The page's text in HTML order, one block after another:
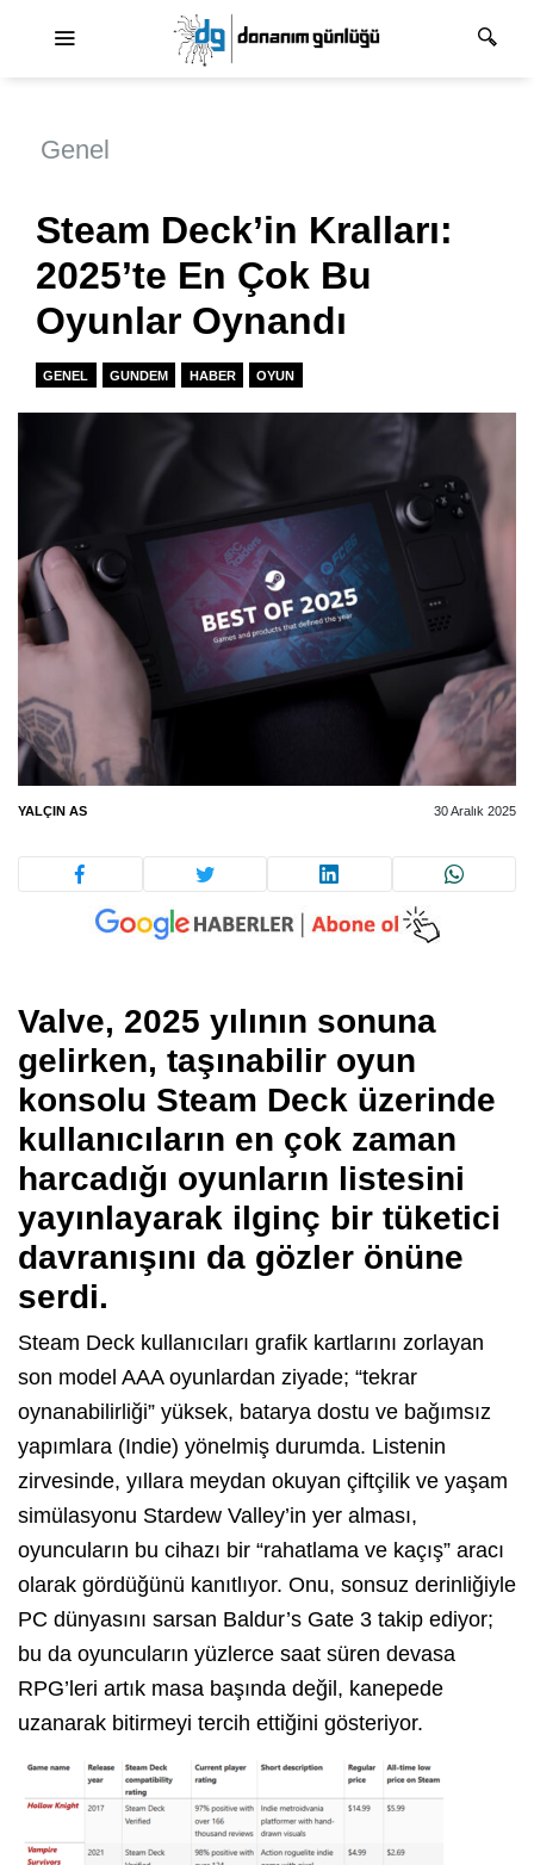
Genel
Steam Deck’in Kralları:
2025’te En Çok Bu
Oyunlar Oynandı
GENEL GUNDEM HABER OYUN
YALÇIN AS 30 Aralık 2025
Valve, 2025 yılının sonuna
gelirken, taşınabilir oyun
konsolu Steam Deck üzerinde
kullanıcıların en çok zaman
harcadığı oyunların listesini
yayınlayarak ilginç bir tüketici
davranışını da gözler önüne
serdi.
Steam Deck kullanıcıları grafik kartlarını zorlayan
son model AAA oyunlardan ziyade; “tekrar
oynanabilirliği” yüksek, batarya dostu ve bağımsız
yapımlara (Indie) yönelmiş durumda. Listenin
zirvesinde, yıllara meydan okuyan çiftçilik ve yaşam
simülasyonu Stardew Valley’in yer alması,
oyuncuların bu cihazı bir “rahatlama ve kaçış” aracı
olarak gördüğünü kanıtlıyor. Onu, sonsuz derinliğiyle
PC dünyasını sarsan Baldur’s Gate 3 takip ediyor;
bu da oyuncuların yüzlerce saat süren devasa
RPG’leri artık masa başında değil, kanepede
uzanarak bitirmeyi tercih ettiğini gösteriyor.